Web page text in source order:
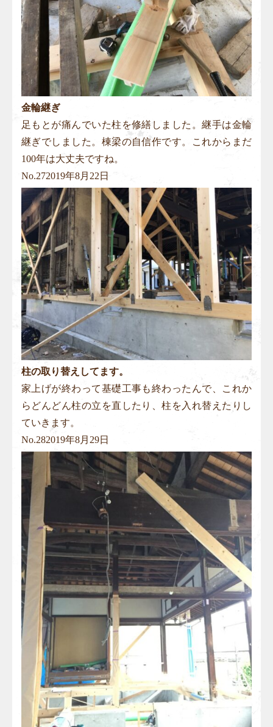
金輪継ぎ
足もとが痛んでいた柱を修繕しました。継手は金輪
継ぎでしました。棟梁の自信作です。これからまだ
100年は大丈夫ですね。
No.272019年8月22日
柱の取り替えしてます。
家上げが終わって基礎工事も終わったんで、これか
らどんどん柱の立を直したり、柱を入れ替えたりし
ていきます。
No.282019年8月29日